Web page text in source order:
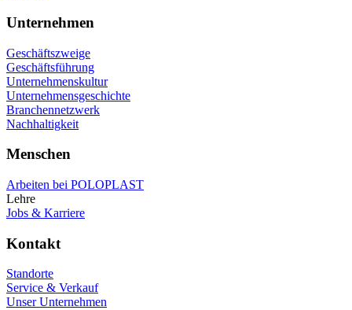
Unternehmen
Geschäftszweige
Geschäftsführung
Unternehmenskultur
Unternehmensgeschichte
Branchennetzwerk
Nachhaltigkeit
Menschen
Arbeiten bei POLOPLAST
Lehre
Jobs & Karriere
Kontakt
Standorte
Service & Verkauf
Unser Unternehmen